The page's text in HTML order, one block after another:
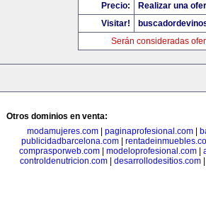
Precio:
Realizar una
Visitar!
Serán consideradas
Otros dominios en venta:
modamujeres.com
paginaprofesional.com
publicidadbarcelona.com
comprasporweb.com| modeloprofesional.com|
controldenutricion.com
desarrollodesitios.com